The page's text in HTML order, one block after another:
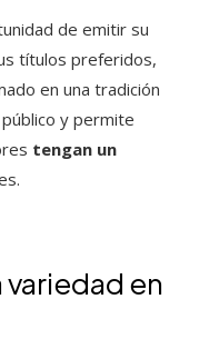
de emitir su
títulos preferidos,
en una tradición
y permite
tengan un
en